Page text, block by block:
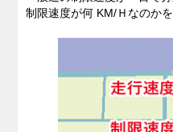
制限速度が何 KM/Ｈなのか